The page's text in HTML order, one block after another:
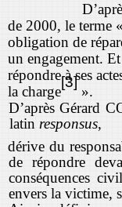
de 2000, le terme
obligation de
un engagement.
répondre à ses
la charge
[3]
».
D’après Gérard
latin responsus,
dérive du
de répondre
conséquences
envers la victime,